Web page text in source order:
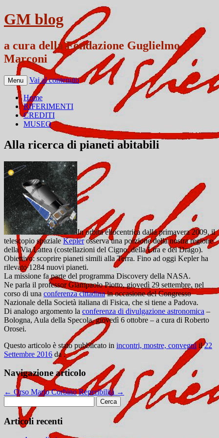
GM blog
a cura della Fondazione Guglielmo
Marconi
Menu Vai al contenuto
Home
RIFERIMENTI
CREDITI
MUSEO
Alla ricerca di pianeti abitabili
In orbita eliocentrica dalla primavera 2009, il
telescopio spazialeKeplerosserva una porzione della nostra regione
della Via Lattea (costellazioni del Cigno, della Lira e del Drago).
Obiettivo: scoprire pianeti simili alla Terra. Fino ad oggi Kepler ha
rilevato 1284 nuovi pianeti.
La missione fa parte del programma Discovery della NASA.
Ne parla il professor Giampaolo Piotto, giovedì 29 settembre, nel
corso di una conferenza cittadinain occasione delCongresso
Nazionale della Società italiana di Fisica, che si tiene a Padova.
Di analogo argomento la conferenza di divulgazione astronomica –
Bologna, Aula della Specola, giovedì 6 ottobre – a cura di Roberto
Orosei.
Questo articolo è stato pubblicato in incontri, mostre, convegni il22
Settembre 2016 da.
Navigazione articolo
← Orso Mario Corbino Reperibilità→
per:
Articoli recenti